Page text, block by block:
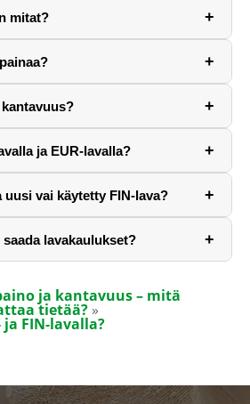
mitat? +
+
+
ja EUR-lavalla? +
uusi vai käytetty FIN-lava? +
lavakaulukset? +
ja kantavuus – mitä
tietää?
ja FIN-lavalla?